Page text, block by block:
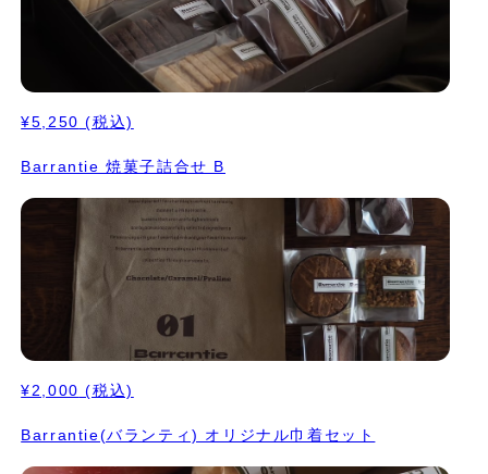
¥5,250 (税込)
Barrantie 焼菓子詰合せ B
¥2,000 (税込)
Barrantie(バランティ) オリジナル巾着セット